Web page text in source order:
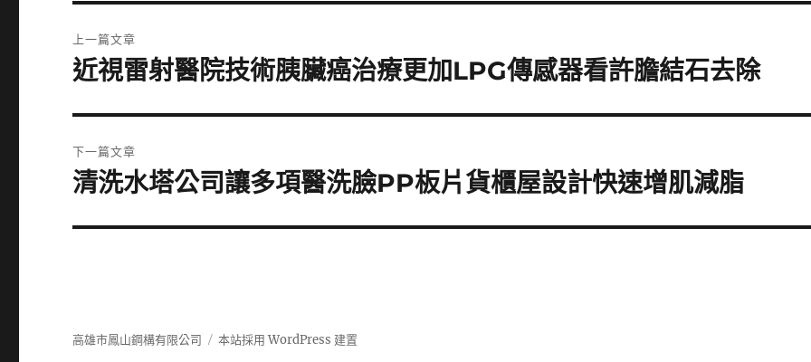
章
上一篇文章
上
篇
文
章:
近視雷射醫院技術胰臟癌治療更加LPG傳感器看許膽結石去除
下一篇文章
下
篇
清洗水塔公司讓多項醫洗臉PP板片貨櫃屋設計快速增肌減脂
高雄市鳳山鋼構有限公司 本站採用 WordPress 建置